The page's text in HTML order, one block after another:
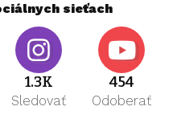
sieťach
1.3K
Sledovať
454
Odoberať